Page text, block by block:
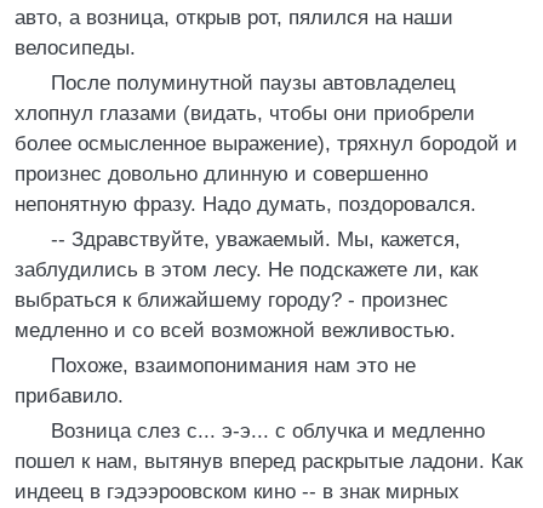
авто, а возница, открыв рот, пялился на наши
велосипеды.
После полуминутной паузы автовладелец
хлопнул глазами (видать, чтобы они приобрели
более осмысленное выражение), тряхнул бородой и
произнес довольно длинную и совершенно
непонятную фразу. Надо думать, поздоровался.
-- Здравствуйте, уважаемый. Мы, кажется,
заблудились в этом лесу. Не подскажете ли, как
выбраться к ближайшему городу? - произнес
медленно и со всей возможной вежливостью.
Похоже, взаимопонимания нам это не
прибавило.
Возница слез с... э-э... с облучка и медленно
пошел к нам, вытянув вперед раскрытые ладони. Как
индеец в гэдээроовском кино -- в знак мирных